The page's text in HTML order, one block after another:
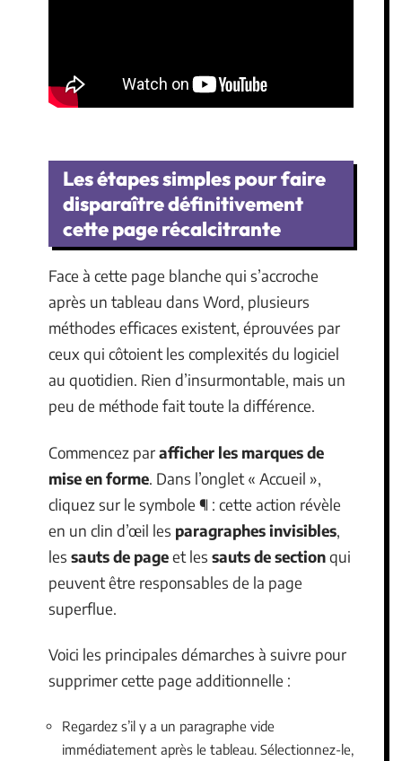
Les étapes simples pour faire
disparaître définitivement
cette page récalcitrante
Face à cette page blanche qui s’accroche
après un tableau dans Word, plusieurs
méthodes efficaces existent, éprouvées par
ceux qui côtoient les complexités du logiciel
au quotidien. Rien d’insurmontable, mais un
peu de méthode fait toute la différence.
Commencez parafficher les marques de
mise en forme. Dans l’onglet « Accueil »,
cliquez sur le symbole ¶ : cette action révèle
en un clin d’œil les paragraphes invisibles,
les sauts de pageet les sauts de sectionqui
peuvent être responsables de la page
superflue.
Voici les principales démarches à suivre pour
supprimer cette page additionnelle :
Regardez s’il y a un paragraphe vide
immédiatement après le tableau. Sélectionnez-le,